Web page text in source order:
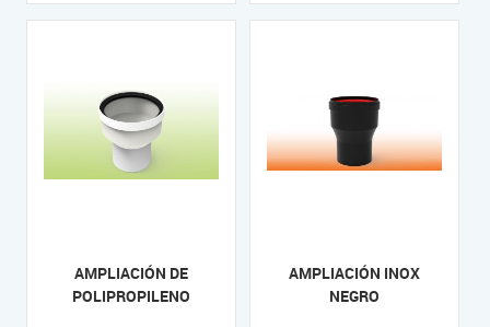
AMPLIACIÓN DE
POLIPROPILENO
AMPLIACIÓN INOX
NEGRO